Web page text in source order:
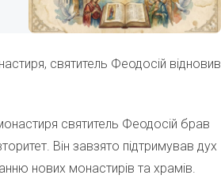
святитель Феодосій відновив
святитель Феодосій брав
Він завзято підтримував дух
нових монастирів та храмів.